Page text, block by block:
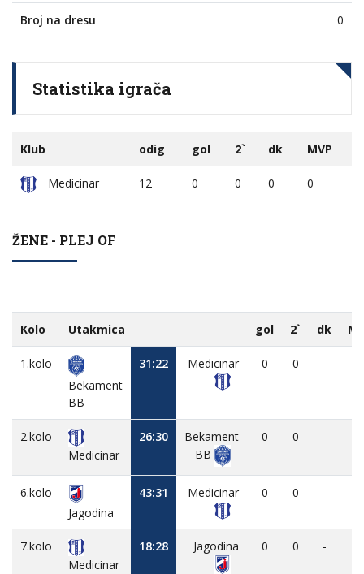
Broj na dresu 0
Statistika igrača
Klub odig gol 2` dk MVP
Medicinar 12 0 0 0 0
ŽENE - PLEJ OF
Kolo Utakmica gol 2` dk
1.kolo
Bekament
BB
31:22 Medicinar 0 0 -
2.kolo
Medicinar
26:30
Bekament
BB
0 0 -
6.kolo
Jagodina
43:31 Medicinar 0 0 -
7.kolo
Medicinar
18:28 Jagodina 0 0 -